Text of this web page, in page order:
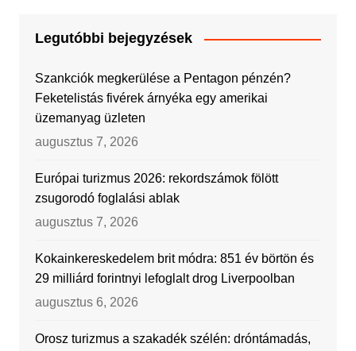
Legutóbbi bejegyzések
Szankciók megkerülése a Pentagon pénzén?
Feketelistás fivérek árnyéka egy amerikai
üzemanyag üzleten
augusztus 7, 2026
Európai turizmus 2026: rekordszámok fölött
zsugorodó foglalási ablak
augusztus 7, 2026
Kokainkereskedelem brit módra: 851 év börtön és
29 milliárd forintnyi lefoglalt drog Liverpoolban
augusztus 6, 2026
Orosz turizmus a szakadék szélén: dróntámadás,